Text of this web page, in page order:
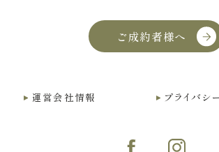
ご成約者様へ
運営会社情報 プライバシ